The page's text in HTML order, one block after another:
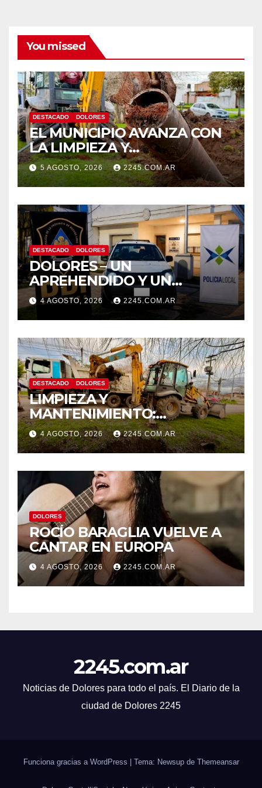
You missed
DESTACADO DOLORES
EL MUNICIPIO AVANZA CON
LA LIMPIEZA Y
MANTENIMIENTO DE
DESAGÜES
5 AGOSTO, 2026 2245.COM.AR
DESTACADO DOLORES
DOLORES – UN
APREHENDIDO Y UN
VEHÍCULO SECUESTRADO
TRAS DISPAROS Y
AMENAZAS
4 AGOSTO, 2026 2245.COM.AR
DESTACADO DOLORES
LIMPIEZA Y
MANTENIMIENTO:
CONTINÚAN LOS TRABAJOS
DE ZANJEO EN DISTINTOS
SECTORES DE LA CIUDAD
4 AGOSTO, 2026 2245.COM.AR
DOLORES
ROCÍO BARAGLIA VUELVE A
CANTAR EN EUROPA
4 AGOSTO, 2026 2245.COM.AR
2245.com.ar
Noticias de Dolores para todo el país. El Diario de la
ciudad de Dolores 2245
Funciona gracias a WordPress Tema: Newsup de Themeansar